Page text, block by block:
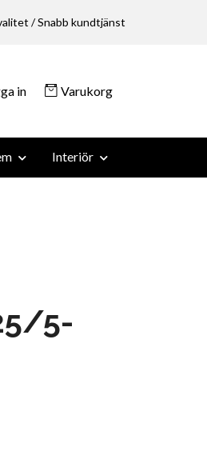
/ Snabb kundtjänst
in Varukorg
Interiör
5-